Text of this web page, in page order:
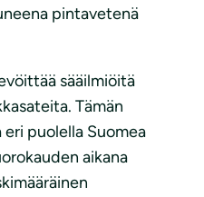
pintavetenä
sääilmiöitä
Tämän
puolella Suomea
aikana